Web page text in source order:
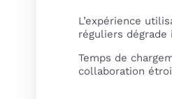
L’expérience
réguliers dégrade
Temps de
collaboration